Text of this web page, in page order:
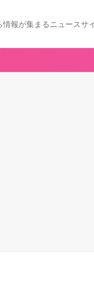
報が集まるニュースサ